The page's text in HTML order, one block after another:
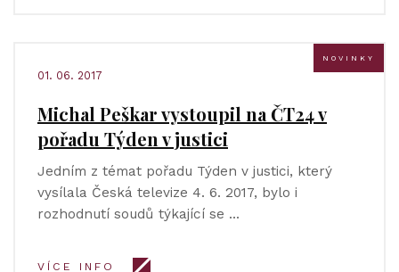
NOVINKY
01. 06. 2017
Michal Peškar vystoupil na ČT24 v
pořadu Týden v justici
Jedním z témat pořadu Týden v justici, který
vysílala Česká televize 4. 6. 2017, bylo i
rozhodnutí soudů týkající se …
VÍCE INFO